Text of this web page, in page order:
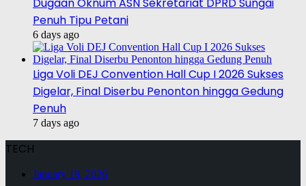
Dugaan Oknum ASN Sekretariat DPRD Sungai
Penuh Tipu Petani
6 days ago
Liga Voli DEJ Convention Hall Cup I 2026 Sukses
Digelar, Final Diserbu Penonton hingga Gedung
Penuh
7 days ago
TECH
January 19, 2026